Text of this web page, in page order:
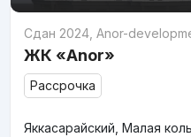
Сдан 2024, Anor-
ЖК «Anor»
Рассрочка
Яккасарайский, Малая